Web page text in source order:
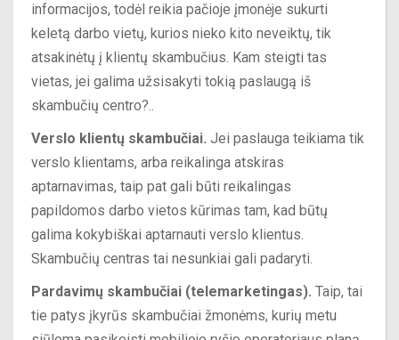
informacijos, todėl reikia pačioje įmonėje sukurti
keletą darbo vietų, kurios nieko kito neveiktų, tik
atsakinėtų į klientų skambučius. Kam steigti tas
vietas, jei galima užsisakyti tokią paslaugą iš
skambučių centro?..
Verslo klientų skambučiai. Jei paslauga teikiama tik
verslo klientams, arba reikalinga atskiras
aptarnavimas, taip pat gali būti reikalingas
papildomos darbo vietos kūrimas tam, kad būtų
galima kokybiškai aptarnauti verslo klientus.
Skambučių centras tai nesunkiai gali padaryti.
Pardavimų skambučiai (telemarketingas). Taip, tai
tie patys įkyrūs skambučiai žmonėms, kurių metu